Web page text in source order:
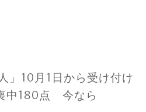
」10月1日から受け付け
180点 今なら